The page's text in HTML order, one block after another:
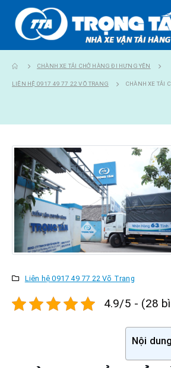
CHÀNH XE TẢI CHỞ HÀNG ĐI HƯNG YÊN
LIÊN HỆ 0917 49 77 22 VÕ TRANG CHÀNH XE TẢI
Liên hệ 0917 49 77 22 Võ Trang
4.9/5 - (28
Nội